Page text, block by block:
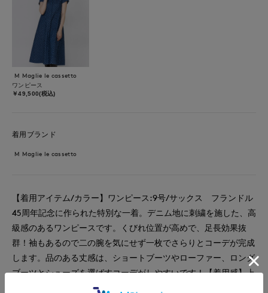
M Maglie le cassetto
ワンピース
￥49,500(税込)
着用ブランド
M Maglie le cassetto
【着用アイテム/カラー】ワンピース:9号/サックス フランドル
45周年記念に作られた特別な一着。デニム地に刺繍を施した、高
級感のあるワンピースです。くびれ位置が高めで、足長効果抜
群！袖もあるので二の腕を気にせず一枚でさらりとコーデが完成
します。品のある丈感は、ショートブーツやローファー、ロング
ブーツとシューズを選ばすコーデがしやすいです！【着用感】上
半身がややスッキリしていたので、バスト周りが気になる方はワ